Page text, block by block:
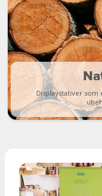
Displaystativer